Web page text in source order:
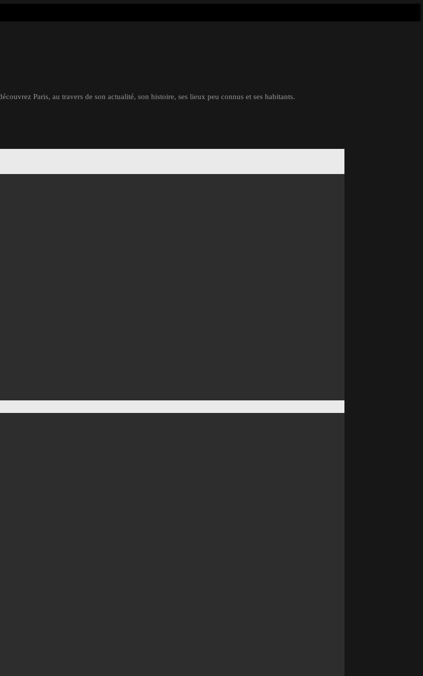
Paris, au travers de son actualité, son histoire, ses lieux peu connus et ses habitants.